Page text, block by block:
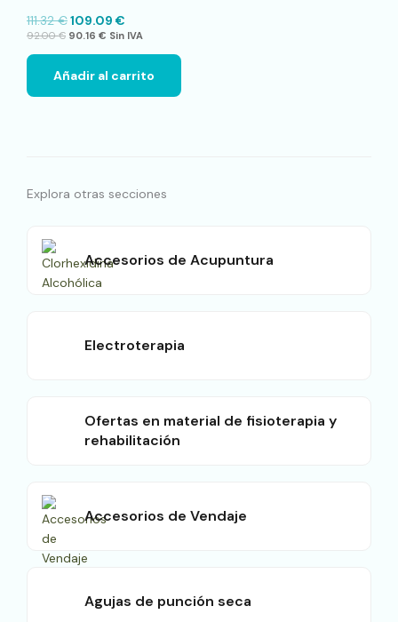
111.32€109.09 €
92.00€ 90.16 € Sin IVA
Añadir al carrito
Explora otras secciones
Accesorios de Acupuntura
Electroterapia
Ofertas en material de fisioterapia y
rehabilitación
Accesorios de Vendaje
Agujas de punción seca